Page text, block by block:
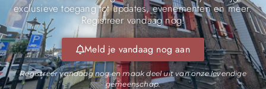
exclusieve toegang tot updates, evenementen en meer.
Registreer vandaag nog!
Meld je vandaag nog aan
Registreer vandaag nog en maak deel uit van onze levendige
gemeenschap.